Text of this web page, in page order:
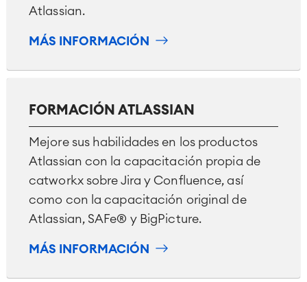
Atlassian.
MÁS INFORMACIÓN
FORMACIÓN ATLASSIAN
Mejore sus habilidades en los productos
Atlassian con la capacitación propia de
catworkx sobre Jira y Confluence, así
como con la capacitación original de
Atlassian, SAFe® y BigPicture.
MÁS INFORMACIÓN